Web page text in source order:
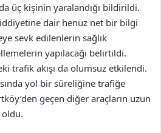
üç kişinin yaralandığı bildirildi.
dair henüz net bir bilgi
sevk edilenlerin sağlık
yapılacağı belirtildi.
trafik akışı da olumsuz etkilendi.
yol bir süreliğine trafiğe
geçen diğer araçların uzun